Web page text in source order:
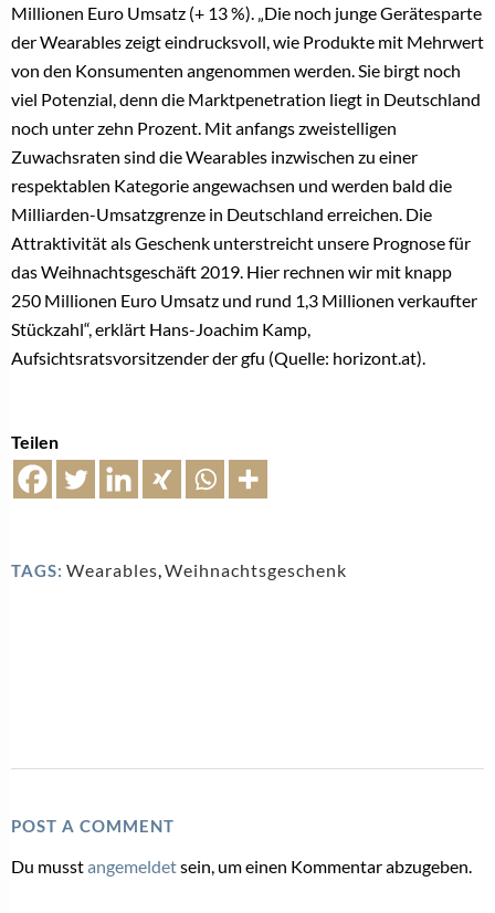
Millionen Euro Umsatz (+ 13 %). „Die noch junge Gerätesparte
der Wearables zeigt eindrucksvoll, wie Produkte mit Mehrwert
von den Konsumenten angenommen werden. Sie birgt noch
viel Potenzial, denn die Marktpenetration liegt in Deutschland
noch unter zehn Prozent. Mit anfangs zweistelligen
Zuwachsraten sind die Wearables inzwischen zu einer
respektablen Kategorie angewachsen und werden bald die
Milliarden-Umsatzgrenze in Deutschland erreichen. Die
Attraktivität als Geschenk unterstreicht unsere Prognose für
das Weihnachtsgeschäft 2019. Hier rechnen wir mit knapp
250 Millionen Euro Umsatz und rund 1,3 Millionen verkaufter
Stückzahl“, erklärt Hans-Joachim Kamp,
Aufsichtsratsvorsitzender der gfu (Quelle: horizont.at).
Teilen
TAGS: Wearables,Weihnachtsgeschenk
POST A COMMENT
Du musstangemeldetsein, um einen Kommentar abzugeben.